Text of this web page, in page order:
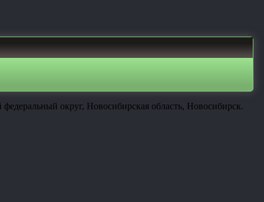
округ, Новосибирская область, Новосибирск.